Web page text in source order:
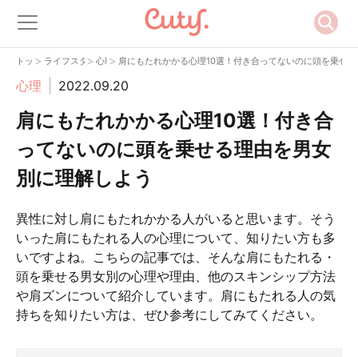
トップ
> ライフスタイル
> 心理> 肩にもたれかかる心理10選！付き合ってないのに頭を乗せ
心理 2022.09.20
肩にもたれかかる心理10選！付き合
ってないのに頭を乗せる理由を男女
別に理解しよう
異性に対し肩にもたれかかる人がいると思います。そう
いった肩にもたれる人の心理について、知りたい方も多
いですよね。こちらの記事では、そんな肩にもたれる・
頭を乗せる男女別の心理や理由、他のスキンシップ方法
や肩ズンについて紹介しています。肩にもたれる人の気
持ちを知りたい方は、ぜひ参考にしてみてください。